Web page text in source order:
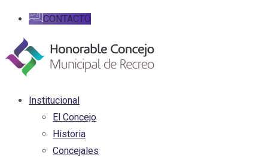
CONTACTO
Institucional
El Concejo
Historia
Concejales